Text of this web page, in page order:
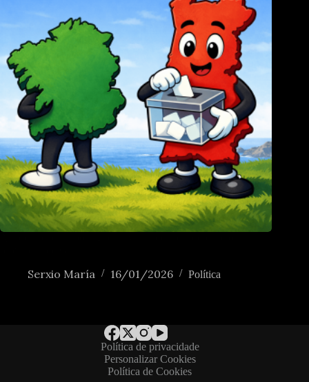
Serxio María 16/01/2026 Política
Política de privacidade
Personalizar Cookies
Política de Cookies